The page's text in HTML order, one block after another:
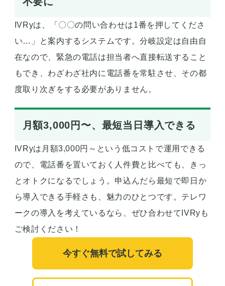
IVRyは、「〇〇の問い合わせは1番を押してくださ
い…」と案内するシステムです。分岐設定は自由自
在なので、緊急の電話は担当者へ直接転送すること
もでき、わざわざ社内に電話番を常駐させ、その都
度取り次ぎをする必要がありません。
月額3,000円〜、最短当日導入できる
IVRyは月額3,000円～という低コストで運用できる
ので、電話番を置いておく人件費と比べても、きっ
とオトクになるでしょう。申込んだら最短で即日か
ら導入できる手軽さも、魅力のひとつです。テレワ
ークの導入を考えているなら、ぜひ合わせてIVRyも
ご検討ください！
今すぐ無料で試してみる